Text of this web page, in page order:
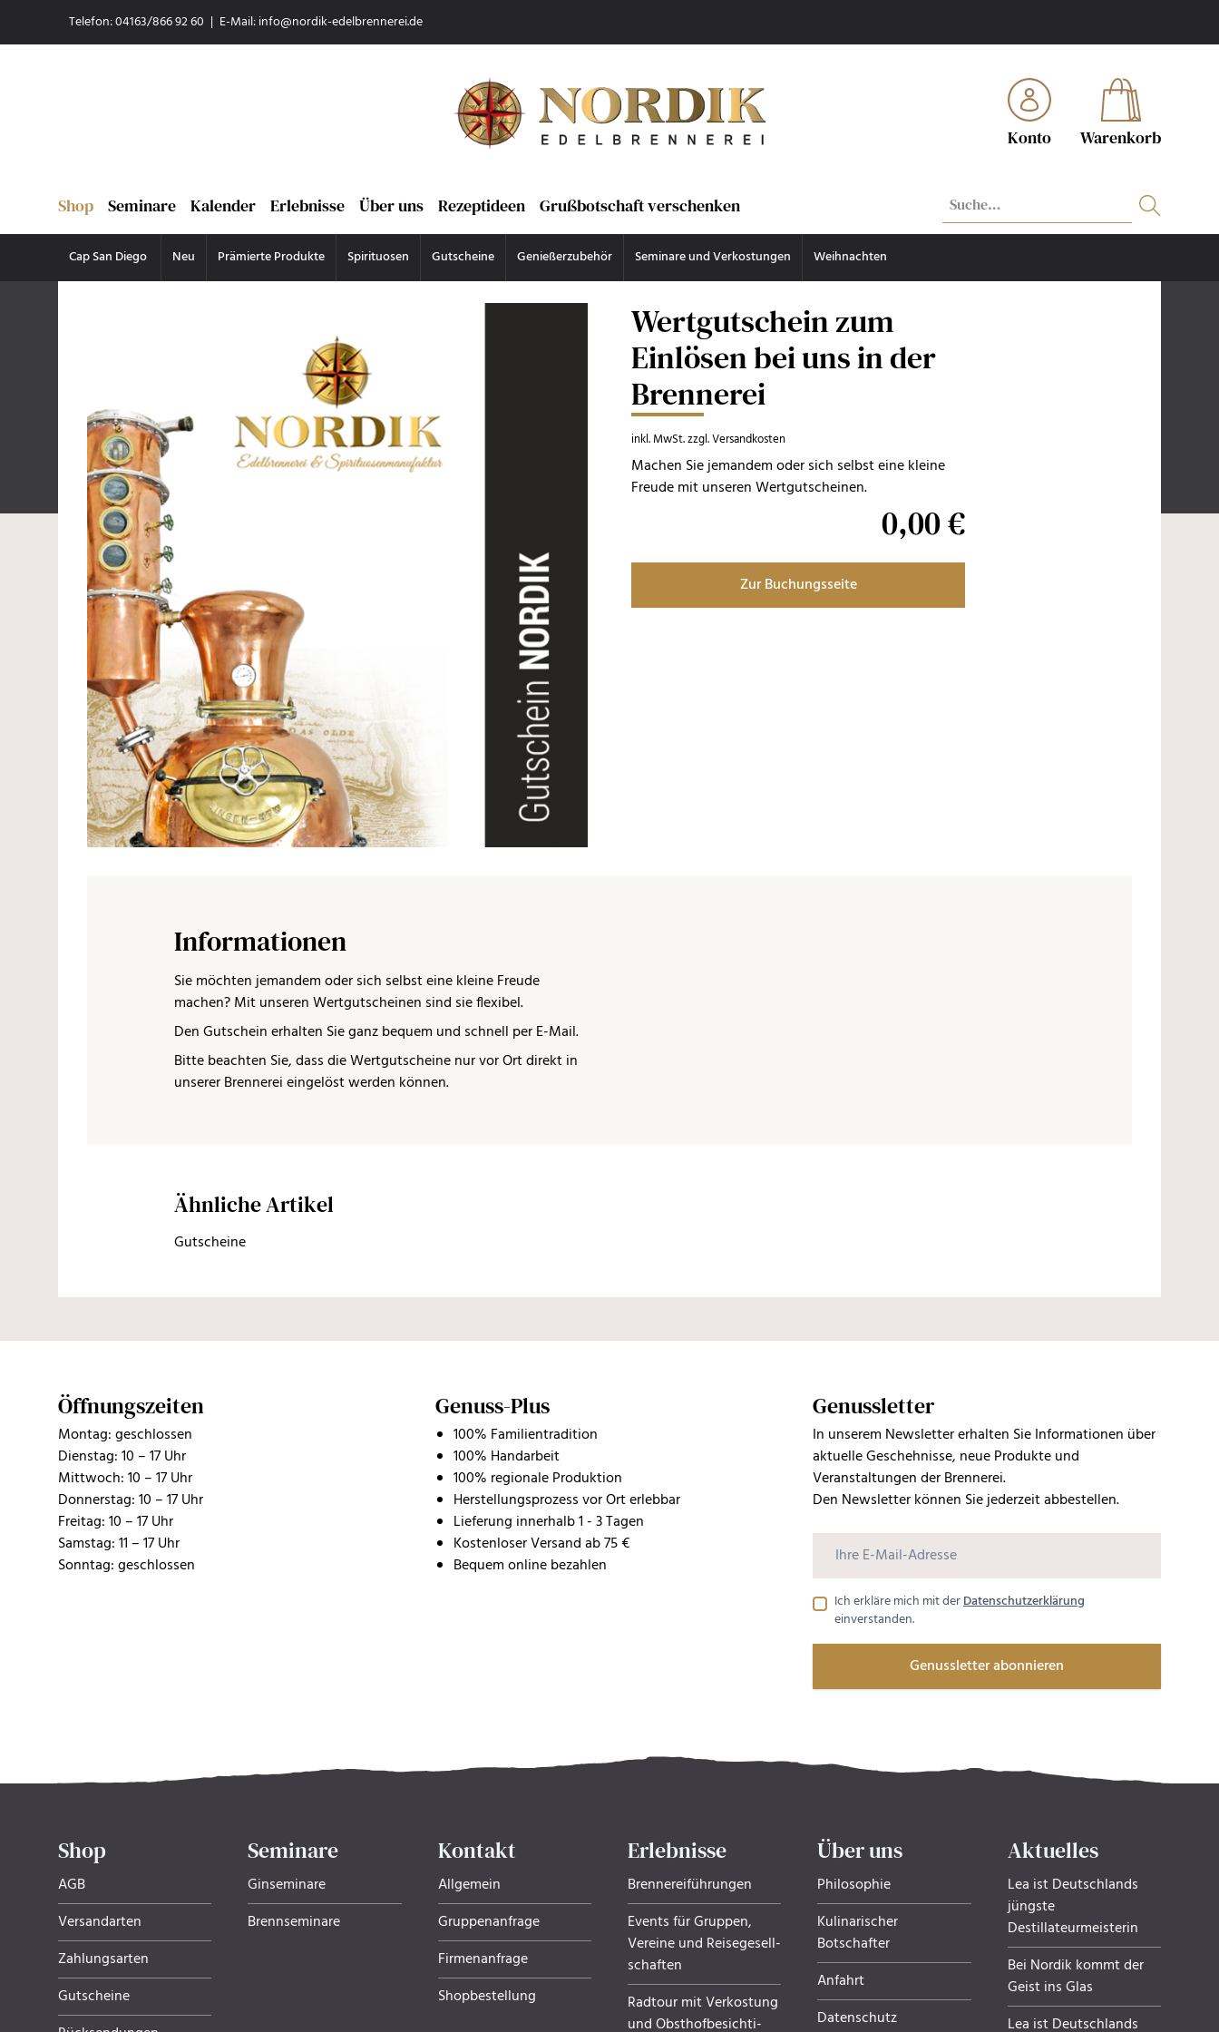
Telefon: 04163/866 92 60 | E-Mail:info@nordik-edelbrennerei.de
Konto Warenkorb
Shop Seminare Kalender Erlebnisse Über uns Rezeptideen Grußbotschaft verschenken
Cap San Diego Neu Prämierte Produkte Spirituosen Gutscheine Genießerzubehör Seminare und Verkostungen Weihnachten
Wertgutschein zum
Einlösen bei uns in der
Brennerei
inkl. MwSt. zzgl. Versandkosten
Machen Sie jemandem oder sich selbst eine kleine
Freude mit unseren Wertgutscheinen.
0,00€
Zur Buchungsseite
Informationen
Sie möchten jemandem oder sich selbst eine kleine Freude
machen? Mit unseren Wertgutscheinen sind sie flexibel.
Den Gutschein erhalten Sie ganz bequem und schnell per E-Mail.
Bitte beachten Sie, dass die Wertgutscheine nur vor Ort direkt in
unserer Brennerei eingelöst werden können.
Ähnliche Artikel
Gutscheine
Öffnungszeiten
Montag: geschlossen
Dienstag: 10 – 17 Uhr
Mittwoch: 10 – 17 Uhr
Donnerstag: 10 – 17 Uhr
Freitag: 10 – 17 Uhr
Samstag: 11 – 17 Uhr
Sonntag: geschlossen
Genuss-Plus
100% Familientradition
100% Handarbeit
100% regionale Produktion
Herstellungsprozess vor Ort erlebbar
Lieferung innerhalb 1 - 3 Tagen
Kostenloser Versand ab 75 €
Bequem online bezahlen
Genussletter
In unserem Newsletter erhalten Sie Informationen über
aktuelle Geschehnisse, neue Produkte und
Veranstaltungen der Brennerei.
Den Newsletter können Sie jederzeit abbestellen.
Ich erkläre mich mit derDatenschutzerklärung
einverstanden.
Genussletter abonnieren
Shop
AGB
Versandarten
Zahlungsarten
Gutscheine
Seminare
Ginseminare
Brennseminare
Kontakt
Allgemein
Gruppenanfrage
Firmenanfrage
Shopbestellung
Erlebnisse
Brennereiführungen
Events für Gruppen,
Ver­eine und Rei­se­ge­sell­
schaf­ten
Radtour mit Verkostung
und Obsthof­be­sich­ti­
Über uns
Philosophie
Kulinarischer
Botschafter
Anfahrt
Datenschutz
Aktuelles
Lea ist Deutschlands
jüngste
Destillateurmeisterin
Bei Nordik kommt der
Geist ins Glas
Lea ist Deutschlands